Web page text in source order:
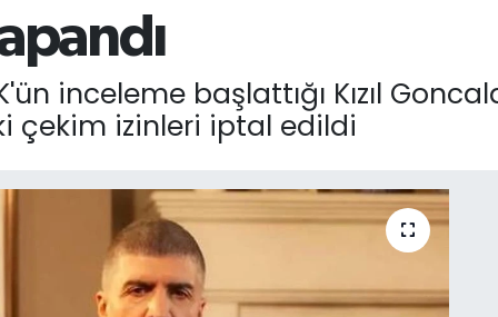
inceleme başlattığı Kızıl
çekim izinleri iptal edildi